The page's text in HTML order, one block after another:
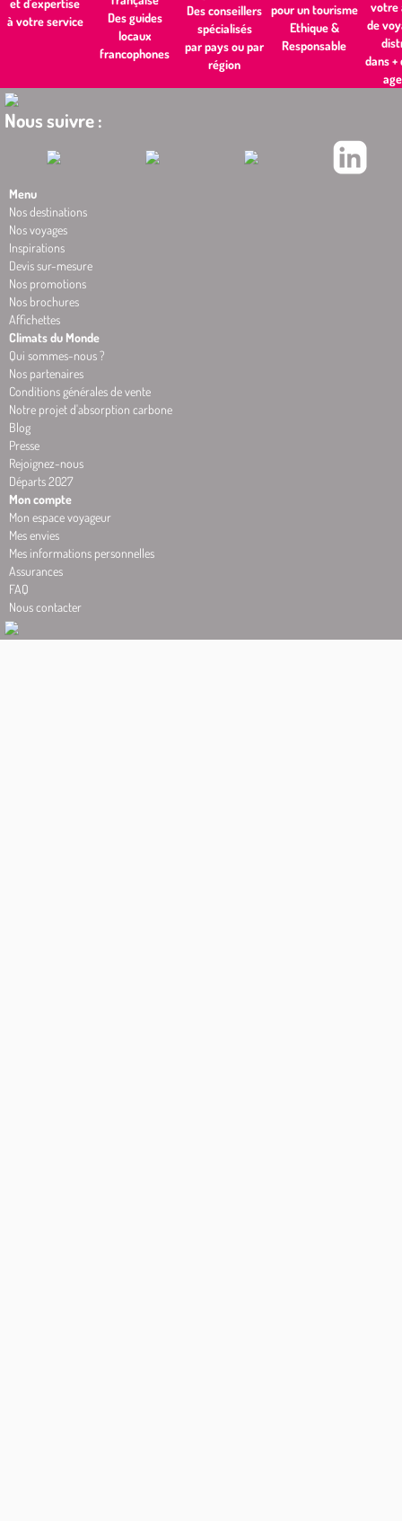
et d'expertise
à votre service
Des guides
locaux
francophones
Des conseillers
spécialisés
par pays ou par
région
pour un tourisme
Ethique &
Responsable
votre
de
dans +
Nous suivre :
Menu
Nos destinations
Nos voyages
Inspirations
Devis sur-mesure
Nos promotions
Nos brochures
Affichettes
Climats du Monde
Qui sommes-nous ?
Nos partenaires
Conditions générales de vente
Notre projet d'absorption carbone
Blog
Presse
Rejoignez-nous
Départs 2027
Mon compte
Mon espace voyageur
Mes envies
Mes informations personnelles
Assurances
FAQ
Nous contacter